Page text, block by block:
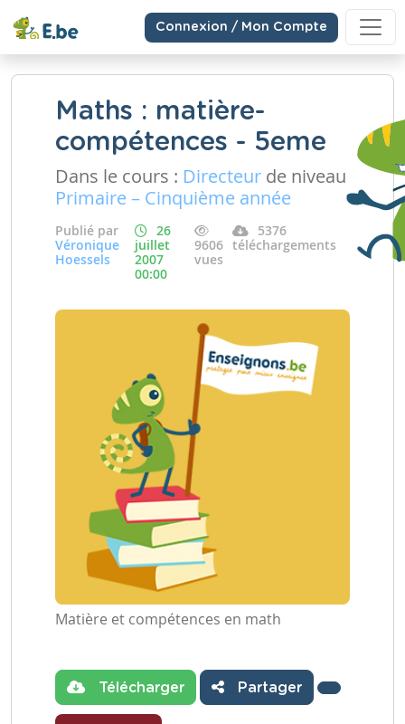
Connexion / Mon Compte
Maths : matière-
compétences - 5eme
Dans le cours : Directeur de niveau
Primaire – Cinquième année
Publié par
Véronique
Hoessels
26
juillet
2007
00:00
9606
vues
5376
téléchargements
Matière et compétences en math
Télécharger Partager